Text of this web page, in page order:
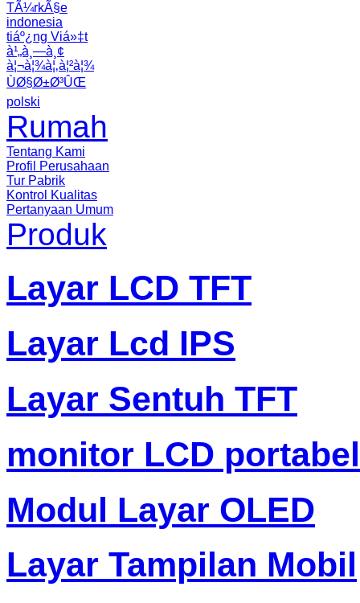
TÃ¼rkÃ§e
indonesia
tiáº¿ng Viá»‡t
à¹„à¸—à¸¢
à¦¬à¦¾à¦‚à¦²à¦¾
ÙØ§Ø±Ø³ÛŒ
polski
Rumah
Tentang Kami
Profil Perusahaan
Tur Pabrik
Kontrol Kualitas
Pertanyaan Umum
Produk
Layar LCD TFT
Layar Lcd IPS
Layar Sentuh TFT
monitor LCD portabel
Modul Layar OLED
Layar Tampilan Mobil